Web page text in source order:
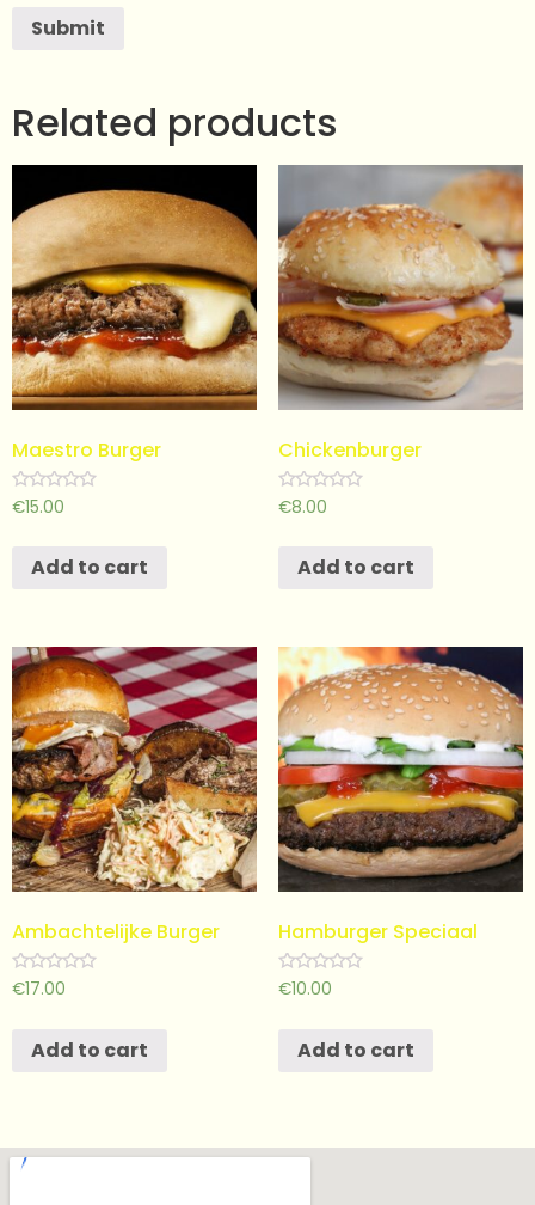
Related products
Maestro Burger
Rated
0
€15.00
Add to cart
Chickenburger
Rated
0
€8.00
Add to cart
Ambachtelijke Burger
Rated
€17.00
Add to cart
Hamburger Speciaal
Rated
€10.00
Add to cart